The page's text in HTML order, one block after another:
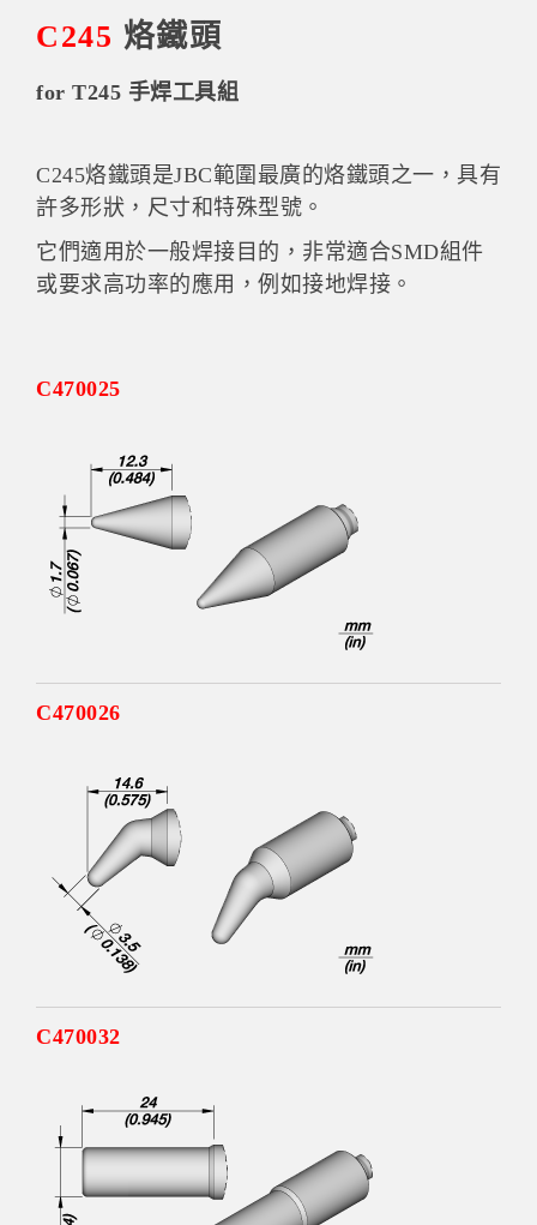
C245 烙鐵頭
for T245 手焊工具組
C245烙鐵頭是JBC範圍最廣的烙鐵頭之一，具有
許多形狀，尺​​寸和特殊型號。
它們適用於一般焊接目的，非常適合SMD組件
或要求高功率的應用，例如接地焊接。
C470025
C470026
C470032